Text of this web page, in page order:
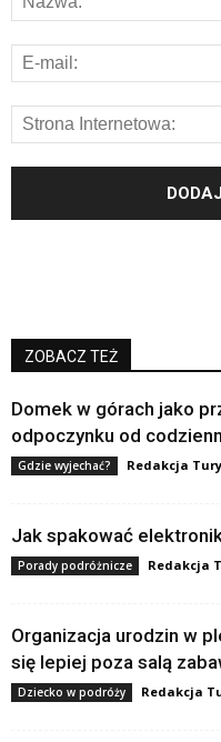
ZOBACZ TEŻ
Domek w górach jako
odpoczynku od
Gdzie wyjechać? Redakcja
Jak spakować
Porady podróżnicze Redakcja
Organizacja urodzin w
się lepiej poza salą
Dziecko w podróży Redakcja